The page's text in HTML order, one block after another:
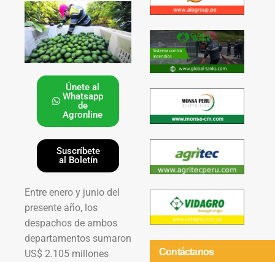
Únete al
Whatsapp
de
Agronline
Suscríbete
al Boletín
Entre enero y junio del
presente año, los
despachos de ambos
departamentos sumaron
US$ 2.105 millones
Contáctanos